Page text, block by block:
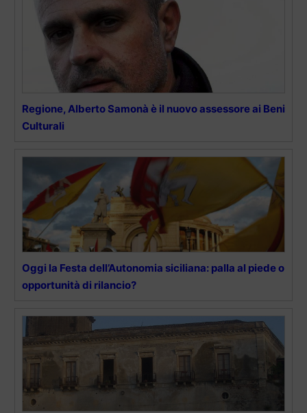
Regione, Alberto Samonà è il nuovo assessore ai Beni
Culturali
Oggi la Festa dell’Autonomia siciliana: palla al piede o
opportunità di rilancio?